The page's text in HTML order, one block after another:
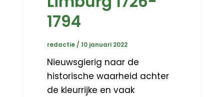
1794
redactie /10 januari 2022
Nieuwsgierig naar de
historische waarheid achter
de kleurrijke en vaak